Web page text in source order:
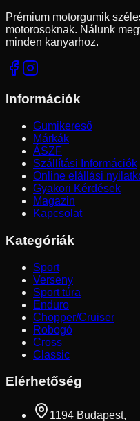
Prémium motorgumik
motorosoknak. Nálunk
minden kanyarhoz.
Információk
Gumikereső
Márkák
ÁSZF
Szállítási Információk
Online elállási
Gyakori Kérdések
Magazin
Kapcsolat
Kategóriák
Sport
Verseny
Sport túra
Enduro
Chopper/Cruiser
Robogó
Cross
Classic
Elérhetőség
1194 Budapest,